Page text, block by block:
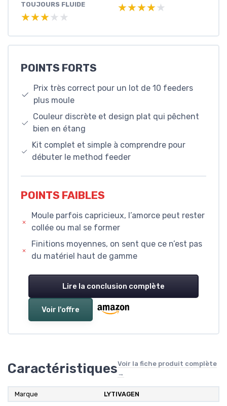
TOUJOURS FLUIDE
★★★★★
★★★★★
★★★★★
★★★★★
POINTS FORTS
Prix très correct pour un lot de 10 feeders
plus moule
Couleur discrète et design plat qui pêchent
bien en étang
Kit complet et simple à comprendre pour
débuter le method feeder
POINTS FAIBLES
Moule parfois capricieux, l’amorce peut rester
collée ou mal se former
Finitions moyennes, on sent que ce n’est pas
du matériel haut de gamme
Lire la conclusion complète
Voir l'offre
CaractéristiquesVoir la fiche produit complète
→
Marque LYTIVAGEN